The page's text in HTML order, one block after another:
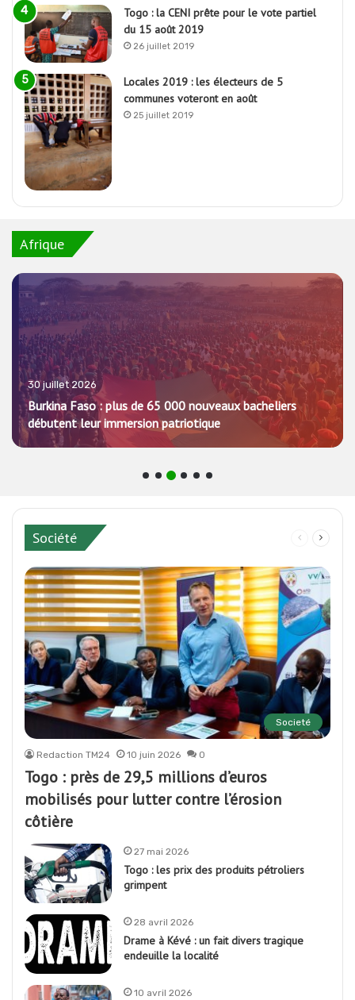
Togo : la CENI prête pour le vote partiel
du 15 août 2019
26 juillet 2019
Locales 2019 : les électeurs de 5
communes voteront en août
25 juillet 2019
Afrique
30 juillet 2026
Burkina Faso : plus de 65 000 nouveaux bacheliers
débutent leur immersion patriotique
Société
PagePage
Societé
Redaction TM24 10 juin 2026 0
Togo : près de 29,5 millions d’euros
mobilisés pour lutter contre l’érosion
côtière
27 mai 2026
Togo : les prix des produits pétroliers
grimpent
28 avril 2026
Drame à Kévé : un fait divers tragique
endeuille la localité
10 avril 2026